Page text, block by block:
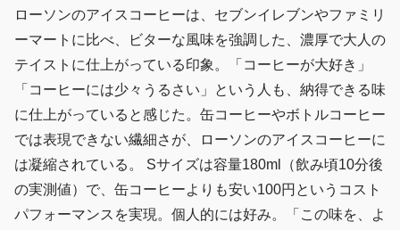
ローソンのアイスコーヒーは、セブンイレブンやファミリ
ーマートに比べ、ビターな風味を強調した、濃厚で大人の
テイストに仕上がっている印象。「コーヒーが大好き」
「コーヒーには少々うるさい」という人も、納得できる味
に仕上がっていると感じた。缶コーヒーやボトルコーヒー
では表現できない繊細さが、ローソンのアイスコーヒーに
は凝縮されている。 Sサイズは容量180ml（飲み頃10分後
の実測値）で、缶コーヒーよりも安い100円というコスト
パフォーマンスを実現。個人的には好み。「この味を、よ